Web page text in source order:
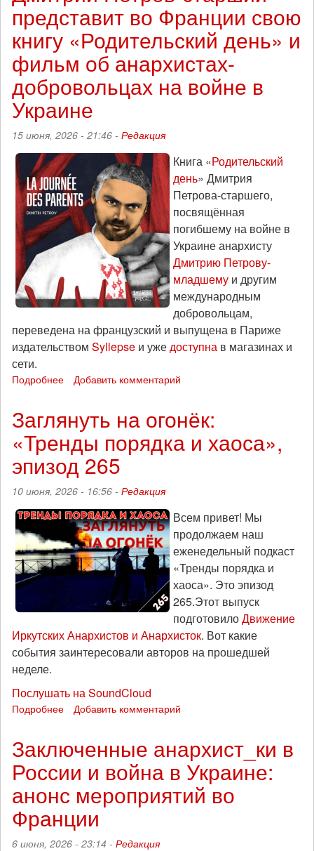
порядка
и
хаоса»,
эпизод
266
представит во Франции свою
книгу «Родительский день» и
фильм об анархистах-
добровольцах на войне в
Украине
15 июня, 2026 - 21:46 - Редакция
Книга «Родительский
день» Дмитрия
Петрова-старшего,
посвящённая
погибшему на войне в
Украине анархисту
Дмитрию Петрову-
младшему и другим
международным
добровольцам,
переведена на французский и выпущена в Париже
издательством Syllepse и ужедоступна в магазинах и
сети.
Подробнее
старший
представит
во
Франции
свою
книгу
«Родительский
день»
фильм
об
анархистах-
добровольцах
на
в
Украине
Добавить комментарий
Заглянуть на огонёк:
«Тренды порядка и хаоса»,
эпизод 265
10 июня, 2026 - 16:56 - Редакция
Всем привет! Мы
продолжаем наш
еженедельный подкаст
«Тренды порядка и
хаоса». Это эпизод
265.Этот выпуск
подготовилоДвижение
Иркутских Анархистов и Анархисток. Вот какие
события заинтересовали авторов на прошедшей
неделе.
Послушать на SoundCloud
Подробнее
огонёк:
порядка
и
хаоса»,
эпизод
265
Добавить комментарий
Заключенные анархист_ки в
России и война в Украине:
анонс мероприятий во
Франции
6 июня, 2026 - 23:14 - Редакция